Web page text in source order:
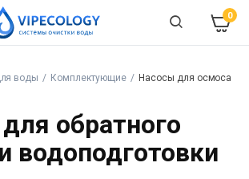
0
воды Комплектующие Насосы для осмоса
обратного
водоподготовки